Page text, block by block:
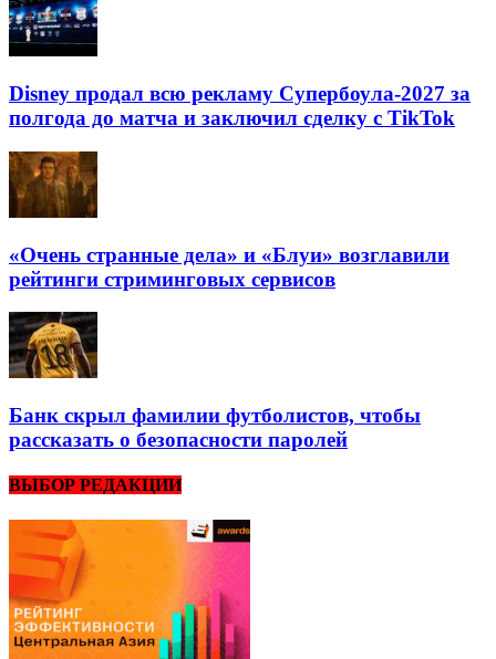
Disney продал всю рекламу Супербоула-2027 за
полгода до матча и заключил сделку с TikTok
«Очень странные дела» и «Блуи» возглавили
рейтинги стриминговых сервисов
Банк скрыл фамилии футболистов, чтобы
рассказать о безопасности паролей
ВЫБОР РЕДАКЦИИ